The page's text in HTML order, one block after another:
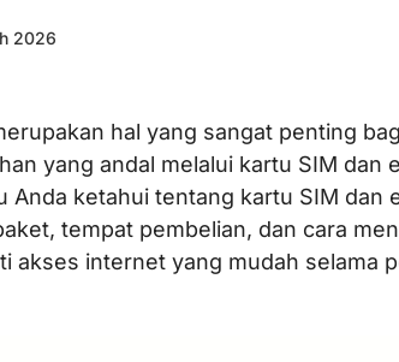
2026
hal yang sangat penting
yang andal melalui kartu SIM dan
Anda ketahui tentang kartu SIM dan
tempat pembelian, dan cara
akses internet yang mudah selama